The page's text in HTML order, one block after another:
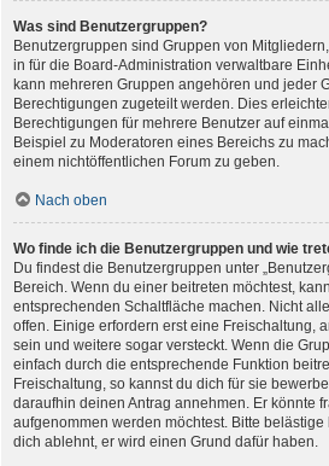
Was sind Benutzergruppen?
Benutzergruppen sind Gruppen von
in für die Board-Administration verwaltbare
kann mehreren Gruppen angehören und jeder
Berechtigungen zugeteilt werden. Dies
Berechtigungen für mehrere Benutzer auf
Beispiel zu Moderatoren eines Bereichs zu
einem nichtöffentlichen Forum zu geben.
Nach oben
Wo finde ich die Benutzergruppen und wie
Du findest die Benutzergruppen unter
Bereich. Wenn du einer beitreten möchtest,
entsprechenden Schaltfläche machen. Nicht
offen. Einige erfordern erst eine Freischaltung,
sein und weitere sogar versteckt. Wenn die
einfach durch die entsprechende Funktion
Freischaltung, so kannst du dich für sie
daraufhin deinen Antrag annehmen. Er könnte
aufgenommen werden möchtest. Bitte
dich ablehnt, er wird einen Grund dafür haben.